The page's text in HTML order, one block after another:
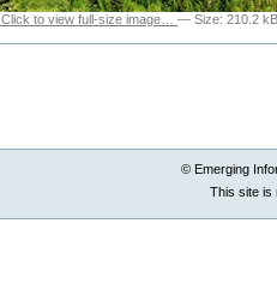
Click to view full-size image… —Size:210.2
© Emerging
This site is